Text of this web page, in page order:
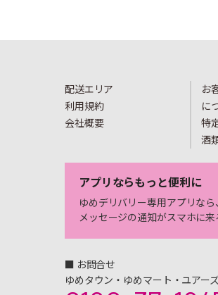
配送エリア
利用規約
会社概要
お
に
特
酒
アプリならもっと便利に
ゆめデリバリー専用アプリなら
メッセージの通知がスマホに来
■ お問合せ
ゆめタウン・ゆめマート・ユアー